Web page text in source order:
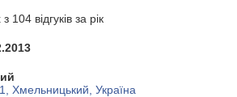
104 відгуків за рік
Хмельницький, Україна